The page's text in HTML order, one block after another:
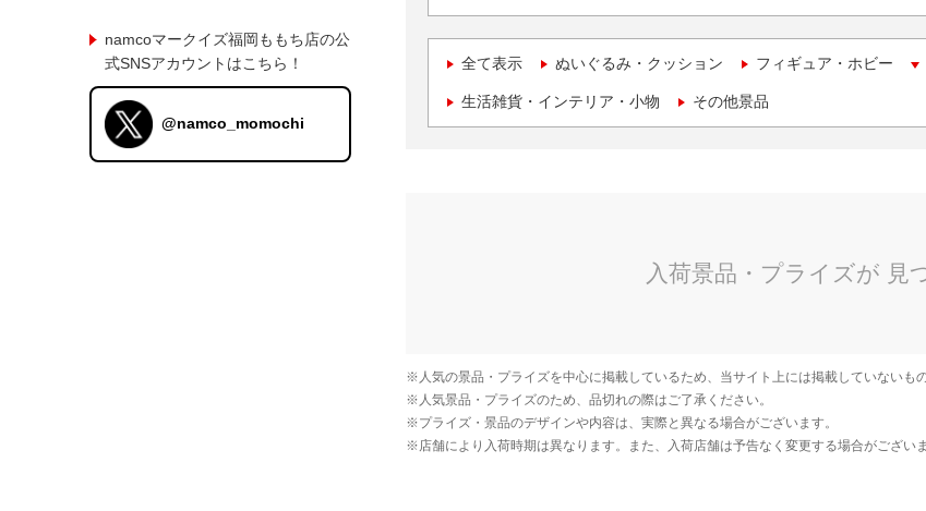
全て表示 ぬいぐるみ・クッション フィギュア・ホビー
生活雑貨・インテリア・小物 その他景品
namcoマークイズ福岡ももち店の公
式SNSアカウントはこちら！
@namco_momochi